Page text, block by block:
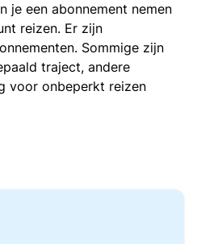
je een abonnement nemen
reizen. Er zijn
Sommige zijn
traject, andere
voor onbeperkt reizen